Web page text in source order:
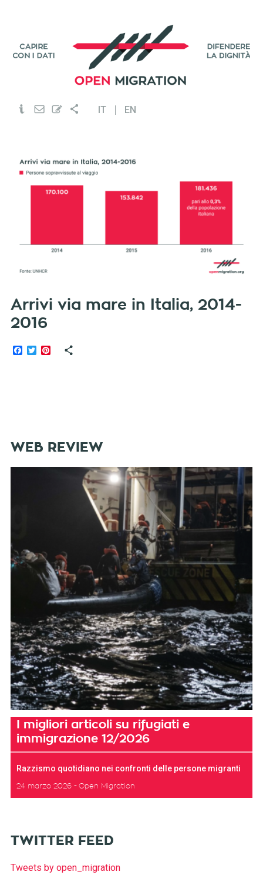
IT EN
Arrivi via mare in Italia, 2014-
2016
Facebook
TwitterPinterest
WEB REVIEW
I migliori articoli su rifugiati e
immigrazione 12/2026
Razzismo quotidiano nei confronti delle persone migranti
24 marzo 2026 Open Migration
TWITTER FEED
Tweets by open_migration